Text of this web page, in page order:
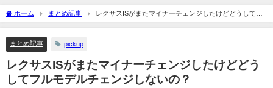
ホーム まとめ記事
レクサスISがまたマイナーチェンジしたけどどうしてフ
ルモデルチェンジしないの？
まとめ記事 pickup
レクサスISがまたマイナーチェンジしたけどどう
してフルモデルチェンジしないの？